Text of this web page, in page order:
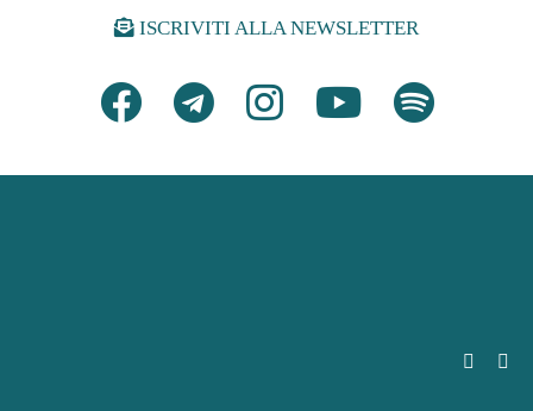
ISCRIVITI ALLA NEWSLETTER